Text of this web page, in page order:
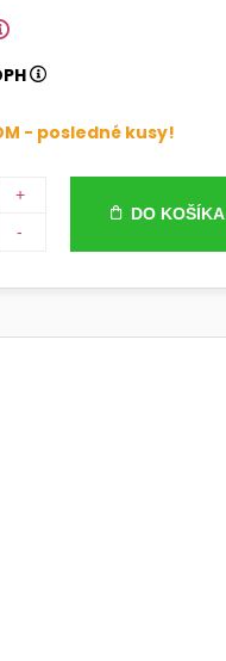
- posledné kusy!
+
-
DO KOŠÍKA